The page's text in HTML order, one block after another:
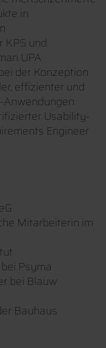
in
KPS und
UPA
der Konzeption
effizienter und
Usability-
Engineer
Mitarbeiterin im
Psyma
bei Blauw
Bauhaus